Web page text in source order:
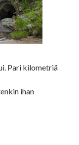
Pari kilometriä
ihan